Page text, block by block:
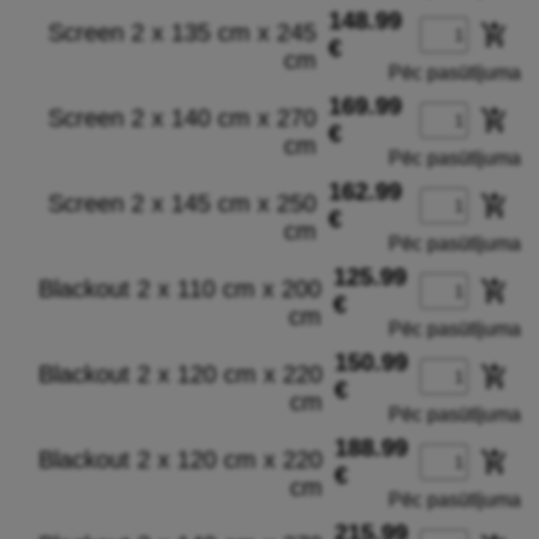
Screen 2 x 135 cm x 245
cm
148.99
€
add_shopping_cart
Pēc pasūtījuma
Screen 2 x 140 cm x 270
cm
169.99
€
add_shopping_cart
Pēc pasūtījuma
Screen 2 x 145 cm x 250
cm
162.99
€
add_shopping_cart
Pēc pasūtījuma
Blackout 2 x 110 cm x 200
cm
125.99
€
add_shopping_cart
Pēc pasūtījuma
Blackout 2 x 120 cm x 220
cm
150.99
€
add_shopping_cart
Pēc pasūtījuma
Blackout 2 x 120 cm x 220
cm
188.99
€
add_shopping_cart
Pēc pasūtījuma
215.99